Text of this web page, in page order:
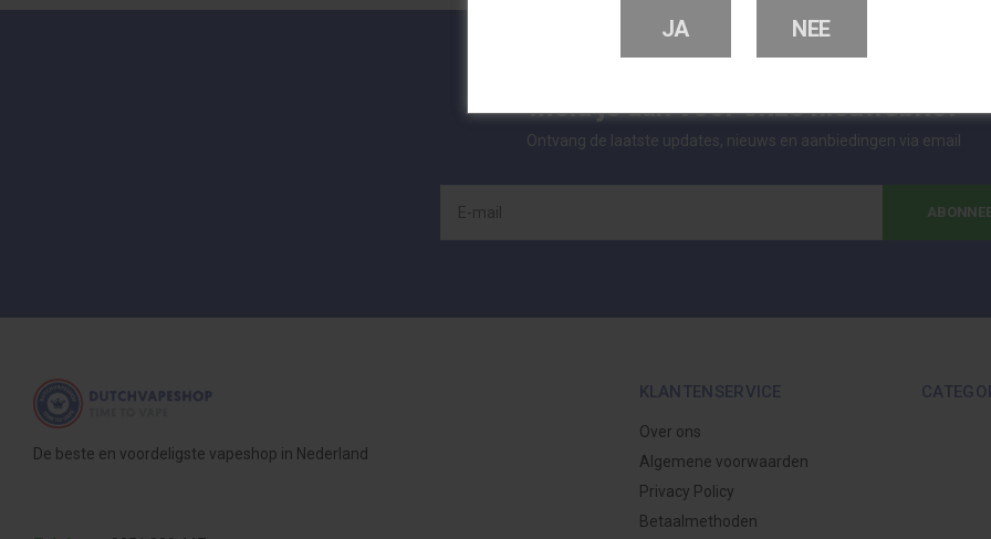
JA NEE
Meld je aan voor onze nieuwsbrief
Ontvang de laatste updates, nieuws en aanbiedingen via email
De beste en voordeligste vapeshop in Nederland
KLANTENSERVICE
Over ons
Algemene voorwaarden
Privacy Policy
Betaalmethoden